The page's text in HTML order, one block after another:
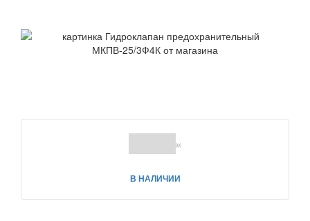
(0)
В НАЛИЧИИ